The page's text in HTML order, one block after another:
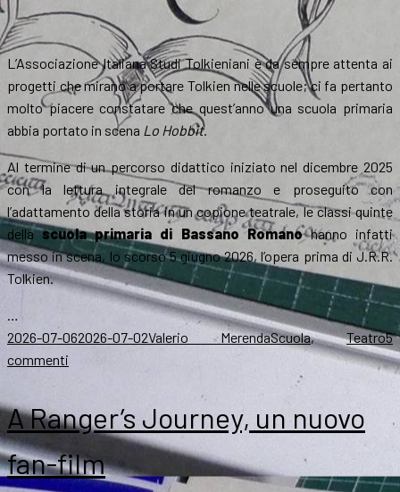
L’Associazione Italiana Studi Tolkieniani è da sempre attenta ai
progetti che mirano a portare Tolkien nelle scuole; ci fa pertanto
molto piacere constatare che quest’anno una scuola primaria
abbia portato in scena Lo Hobbit.
Al termine di un percorso didattico iniziato nel dicembre 2025
con la lettura integrale del romanzo e proseguito con
l’adattamento della storia in un copione teatrale, le classi quinte
dellascuola primaria di Bassano Romanohanno infatti
messo in scena, lo scorso 5 giugno 2026, l’opera prima di J.R.R.
Tolkien.
…
Scritto
il
2026-07-062026-07-02Autore
Valerio MerendaCategorie
Scuola,Teatro5
commenti
va
scena
A Ranger’s Journey, un nuovo
fan-film